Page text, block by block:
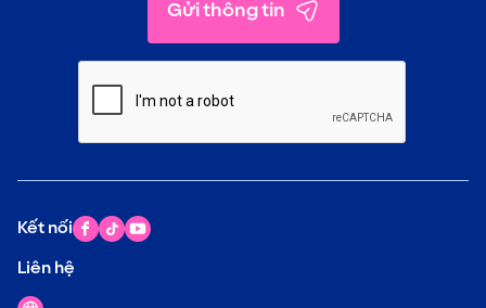
Gửi thông tin
Kết nối
Liên hệ